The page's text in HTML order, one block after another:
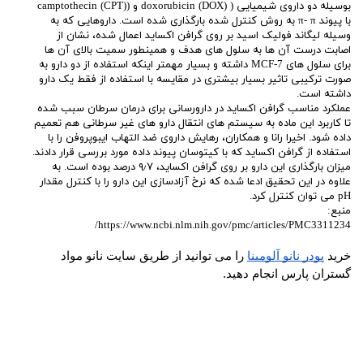
بوسیله دو داروی شیمیایی ( (doxorubicin (DOX و (camptothecin (CPT)
با پیوند π- π به روش کنترل شده بارگذاری شده است. داروهایی که به
وسیله لیگاند فولیک اسید بر روی گرافن اکساید اعمال شده، نشان از
اصابت درست آن ها به سلول های هدف و همینطور سمیت بالای آن ها
برای سلول های MCF-7 داشته و بسیار مهمتر اینکه استفاده از دو دارو به
صورت ترکیبی تاثیر بسیار بیشتری در مقایسه با استفاده از فقط یک دارو
داشته است.
عملکرد مناسب گرافن اکساید در دارورسانی برای درمان سرطان سبب شده
تا کاربرد این ماده به سیستم های انتقال دارو های غیر سرطانی هم تعمیم
داده شود. اخیرا رانا و همکاران، رهایش داروی ضد التهاب ایبوپروفن را با
استفاده از گرافن اکساید که با کیتوسان پیوند داده مورد بررسی قرار دادند.
میزان بارگذاری این دارو بر روی گرافن اکساید، ۹٫۷ درصد بوده است. به
علاوه در این تحقیق ادعا شده که نرخ آزادسازی این دارو را با کنترل مقدار
pH می توان کنترل کرد.
منبع:
https://www.ncbi.nlm.nih.gov/pmc/articles/PMC3311234/
خرید پودر نانو آلومینا
گستران پارس انجام دهید.